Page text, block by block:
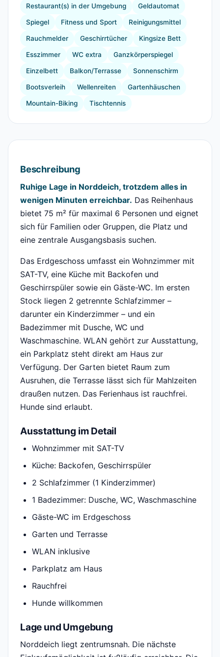
Restaurant(s) in der Umgebung Geldautomat
Spiegel Fitness und Sport Reinigungsmittel
Rauchmelder Geschirrtücher Kingsize Bett
Esszimmer WC extra Ganzkörperspiegel
Einzelbett Balkon/Terrasse Sonnenschirm
Bootsverleih Wellenreiten Gartenhäuschen
Mountain-Biking Tischtennis
Beschreibung
Ruhige Lage in Norddeich, trotzdem alles in
wenigen Minuten erreichbar. Das Reihenhaus
bietet 75 m² für maximal 6 Personen und eignet
sich für Familien oder Gruppen, die Platz und
eine zentrale Ausgangsbasis suchen.
Das Erdgeschoss umfasst ein Wohnzimmer mit
SAT-TV, eine Küche mit Backofen und
Geschirrspüler sowie ein Gäste-WC. Im ersten
Stock liegen 2 getrennte Schlafzimmer –
darunter ein Kinderzimmer – und ein
Badezimmer mit Dusche, WC und
Waschmaschine. WLAN gehört zur Ausstattung,
ein Parkplatz steht direkt am Haus zur
Verfügung. Der Garten bietet Raum zum
Ausruhen, die Terrasse lässt sich für Mahlzeiten
draußen nutzen. Das Ferienhaus ist rauchfrei.
Hunde sind erlaubt.
Ausstattung im Detail
Wohnzimmer mit SAT-TV
Küche: Backofen, Geschirrspüler
2 Schlafzimmer (1 Kinderzimmer)
1 Badezimmer: Dusche, WC, Waschmaschine
Gäste-WC im Erdgeschoss
Garten und Terrasse
WLAN inklusive
Parkplatz am Haus
Rauchfrei
Hunde willkommen
Lage und Umgebung
Norddeich liegt zentrumsnah. Die nächste